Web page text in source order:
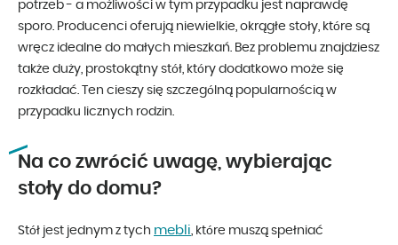
potrzeb - a możliwości w tym przypadku jest naprawdę
sporo. Producenci oferują niewielkie, okrągłe stoły, które są
wręcz idealne do małych mieszkań. Bez problemu znajdziesz
także duży, prostokątny stół, który dodatkowo może się
rozkładać. Ten cieszy się szczególną popularnością w
przypadku licznych rodzin.
Na co zwrócić uwagę, wybierając
stoły do domu?
Stół jest jednym z tych mebli, które muszą spełniać